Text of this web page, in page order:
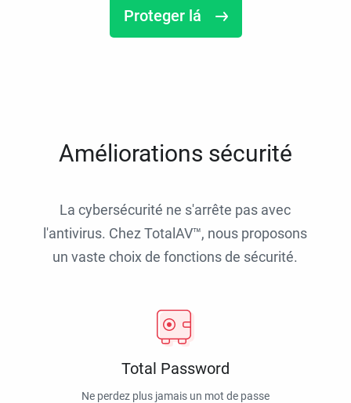
Proteger lá
Améliorations sécurité
La cybersécurité ne s'arrête pas avec
l'antivirus. Chez TotalAV™, nous proposons
un vaste choix de fonctions de sécurité.
Total Password
Ne perdez plus jamais un mot de passe